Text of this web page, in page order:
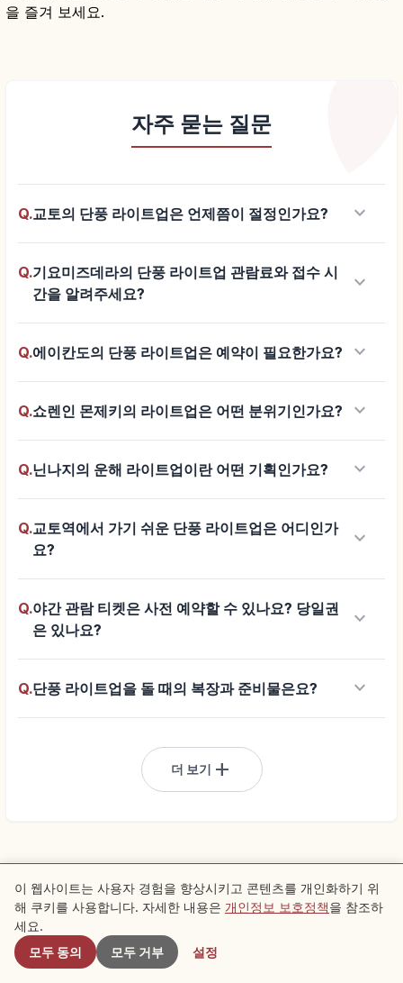
을 즐겨 보세요.
자주 묻는 질문
Q.교토의 단풍 라이트업은 언제쯤이 절정인가요? keyboard_arrow_down
Q.기요미즈데라의 단풍 라이트업 관람료와 접수 시
간을 알려주세요?
keyboard_arrow_down
Q.에이칸도의 단풍 라이트업은 예약이 필요한가요? keyboard_arrow_down
Q.쇼렌인 몬제키의 라이트업은 어떤 분위기인가요? keyboard_arrow_down
Q.닌나지의 운해 라이트업이란 어떤 기획인가요? keyboard_arrow_down
Q.교토역에서 가기 쉬운 단풍 라이트업은 어디인가
요?
keyboard_arrow_down
Q.야간 관람 티켓은 사전 예약할 수 있나요? 당일권
은 있나요?
keyboard_arrow_down
Q.단풍 라이트업을 돌 때의 복장과 준비물은요? keyboard_arrow_down
더 보기 add
광고
여행을 더 편리하게
근처 스팟
이 웹사이트는 사용자 경험을 향상시키고 콘텐츠를 개인화하기 위
해 쿠키를 사용합니다. 자세한 내용은 개인정보 보호정책을 참조하
세요.
모두 동의
모두 거부 설정